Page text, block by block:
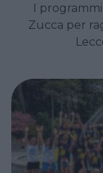
I
Zucca per